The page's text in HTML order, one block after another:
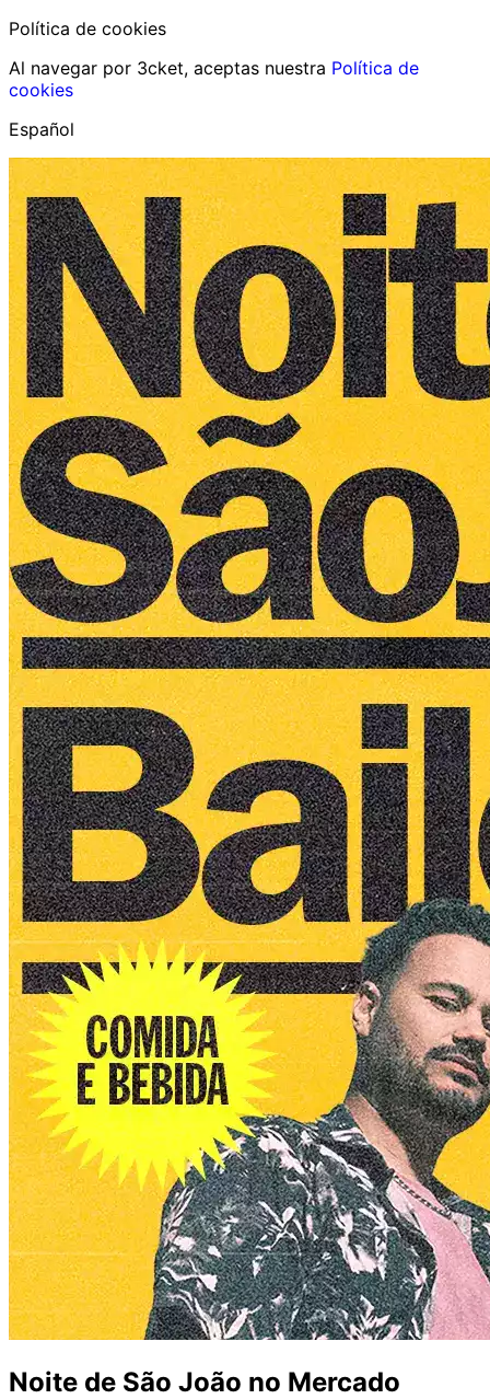
Política de cookies
Al navegar por 3cket, aceptas nuestra Política de
cookies
Español
Noite de São João no Mercado